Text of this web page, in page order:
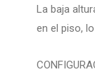
La baja
en el piso,